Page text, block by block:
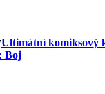
Ultimátní komiksový
Boj